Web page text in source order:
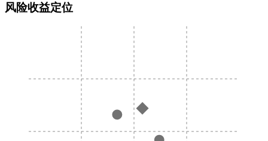
风险收益定位